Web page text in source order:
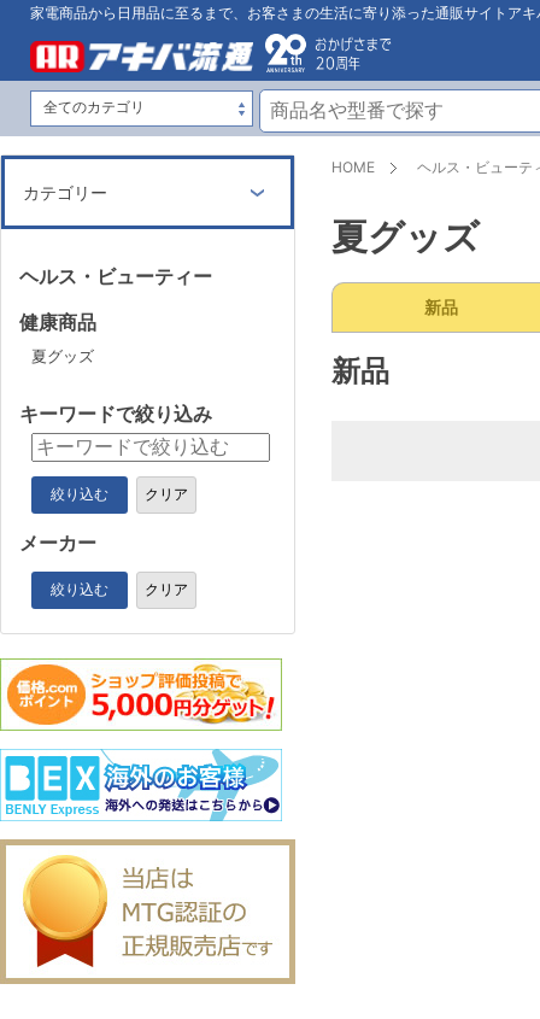
家電商品から日用品に至るまで、お客さまの生活に寄り添った通販サイトアキ
HOME ヘルス・ビューテ
夏グッズ
新品
新品
カテゴリー
ヘルス・ビューティー
健康商品
夏グッズ
キーワードで絞り込み
絞り込む クリア
メーカー
絞り込む クリア